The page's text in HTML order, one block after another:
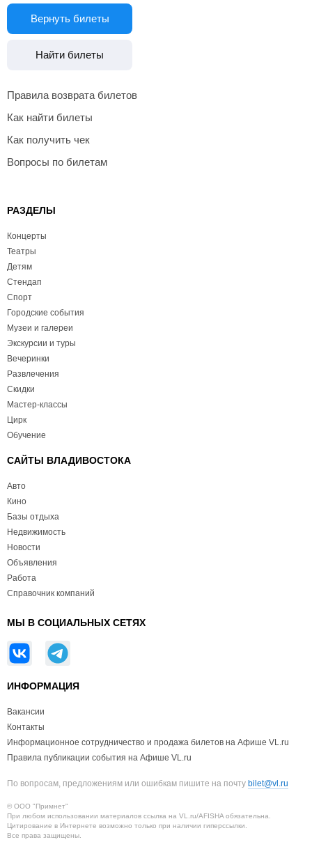
Вернуть билеты
Найти билеты
Правила возврата билетов
Как найти билеты
Как получить чек
Вопросы по билетам
РАЗДЕЛЫ
Концерты
Театры
Детям
Стендап
Спорт
Городские события
Музеи и галереи
Экскурсии и туры
Вечеринки
Развлечения
Скидки
Мастер-классы
Цирк
Обучение
САЙТЫ ВЛАДИВОСТОКА
Авто
Кино
Базы отдыха
Недвижимость
Новости
Объявления
Работа
Справочник компаний
МЫ В СОЦИАЛЬНЫХ СЕТЯХ
ИНФОРМАЦИЯ
Вакансии
Контакты
Информационное сотрудничество и продажа билетов на Афише VL.ru
Правила публикации события на Афише VL.ru
По вопросам, предложениям или ошибкам пишите на почту bilet@vl.ru
© ООО "Примнет"
При любом использовании материалов ссылка на VL.ru/AFISHA обязательна.
Цитирование в Интернете возможно только при наличии гиперссылки.
Все права защищены.